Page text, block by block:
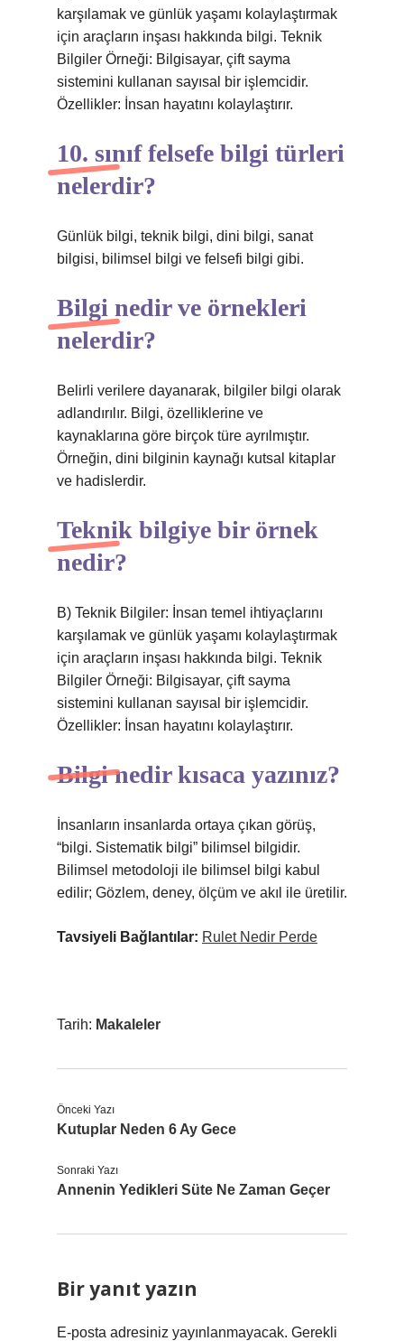
karşılamak ve günlük yaşamı kolaylaştırmak
için araçların inşası hakkında bilgi. Teknik
Bilgiler Örneği: Bilgisayar, çift sayma
sistemini kullanan sayısal bir işlemcidir.
Özellikler: İnsan hayatını kolaylaştırır.
10. sınıf felsefe bilgi türleri
nelerdir?
Günlük bilgi, teknik bilgi, dini bilgi, sanat
bilgisi, bilimsel bilgi ve felsefi bilgi gibi.
Bilgi nedir ve örnekleri
nelerdir?
Belirli verilere dayanarak, bilgiler bilgi olarak
adlandırılır. Bilgi, özelliklerine ve
kaynaklarına göre birçok türe ayrılmıştır.
Örneğin, dini bilginin kaynağı kutsal kitaplar
ve hadislerdir.
Teknik bilgiye bir örnek
nedir?
B) Teknik Bilgiler: İnsan temel ihtiyaçlarını
karşılamak ve günlük yaşamı kolaylaştırmak
için araçların inşası hakkında bilgi. Teknik
Bilgiler Örneği: Bilgisayar, çift sayma
sistemini kullanan sayısal bir işlemcidir.
Özellikler: İnsan hayatını kolaylaştırır.
Bilgi nedir kısaca yazınız?
İnsanların insanlarda ortaya çıkan görüş,
“bilgi. Sistematik bilgi” bilimsel bilgidir.
Bilimsel metodoloji ile bilimsel bilgi kabul
edilir; Gözlem, deney, ölçüm ve akıl ile üretilir.
Tavsiyeli Bağlantılar: Rulet Nedir Perde
Tarih: Makaleler
Önceki Yazı
Kutuplar Neden 6 Ay Gece
Sonraki Yazı
Annenin Yedikleri Süte Ne Zaman Geçer
Bir yanıt yazın
E-posta adresiniz yayınlanmayacak. Gerekli